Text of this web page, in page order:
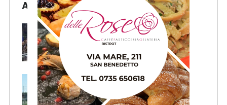
Articoli Recenti
Pescara-Samb, l’Osservatorio
rimanda la decisione al CASMS:
Samb, ripresi gli allenamenti:
doppia seduta al Ciarrocchi. A
parte Tunjov